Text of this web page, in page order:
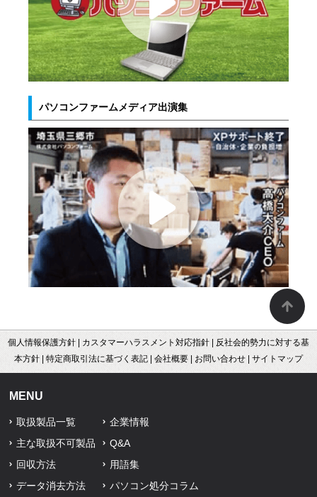
パソコンファームメディア出演集
個人情報保護方針 カスタマーハラスメント対応指針
反社会的勢力に対する基
本方針
特定商取引法に基づく表記 会社概要 お問い合わせ サイトマップ
MENU
取扱製品一覧
主な取扱不可製品
回収方法
データ消去方法
企業情報
Q&A
用語集
パソコン処分コラム